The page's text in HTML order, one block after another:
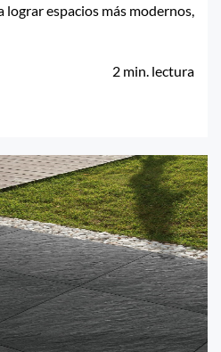
lograr espacios más modernos,
2 min. lectura